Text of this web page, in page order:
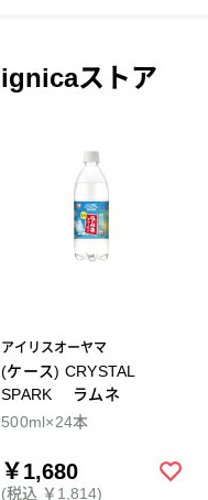
ignicaストア
アイリスオーヤマ
(ケース) CRYSTAL
SPARK ラムネ
500ml×24本
￥1,680
(税込 ￥1,814)